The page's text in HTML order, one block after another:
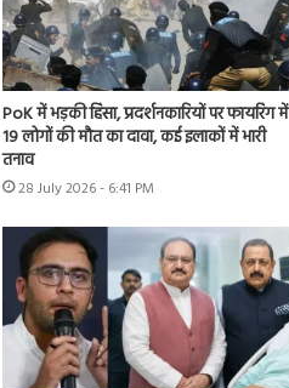
PoK में भड़की हिंसा, प्रदर्शनकारियों पर फायरिंग में
19 लोगों की मौत का दावा, कई इलाकों में भारी
तनाव
28 July 2026 - 6:41 PM